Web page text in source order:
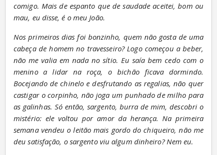
comigo. Mais de espanto que de saudade aceitei, bom ou
mau, eu disse, é o meu João.
Nos primeiros dias foi bonzinho, quem não gosta de uma
cabeça de homem no travesseiro? Logo começou a beber,
não me valia em nada no sítio. Eu saía bem cedo com o
menino a lidar na roça, o bichão ficava dormindo.
Bocejando de chinelo e desfrutando as regalias, não quer
castigar o corpinho, não joga um punhado de milho para
as galinhas. Só então, sargento, burra de mim, descobri o
mistério: ele voltou por amor da herança. Na primeira
semana vendeu o leitão mais gordo do chiqueiro, não me
deu satisfação, o sargento viu algum dinheiro? Nem eu.